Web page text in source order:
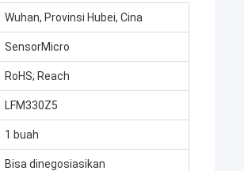
Wuhan, Provinsi Hubei, Cina
SensorMicro
RoHS; Reach
LFM330Z5
1 buah
Bisa dinegosiasikan